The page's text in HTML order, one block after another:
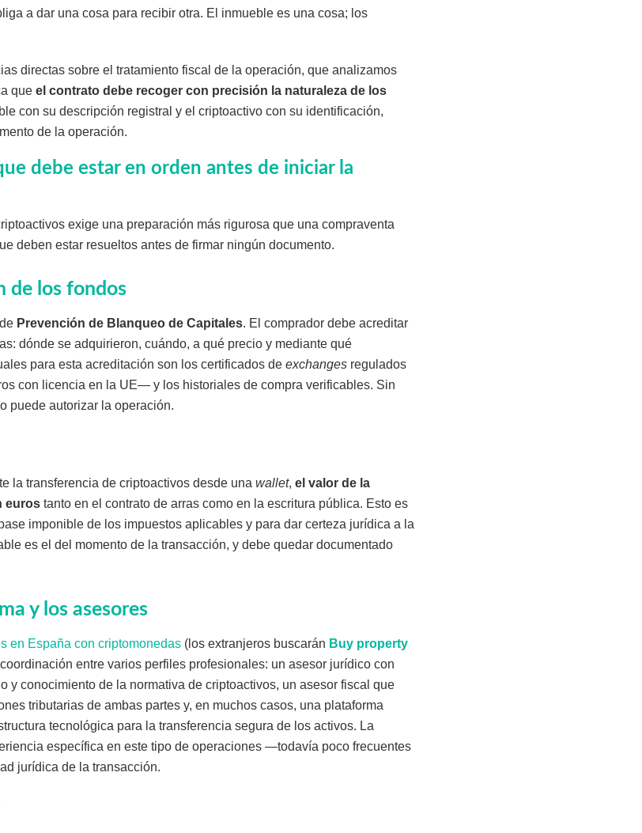
a dar una cosa para recibir otra. El inmueble es una cosa; los
directas sobre el tratamiento fiscal de la operación, que analizamos
que el contrato debe recoger con precisión la naturaleza de los
con su descripción registral y el criptoactivo con su identificación,
de la operación.
debe estar en orden antes de iniciar la
exige una preparación más rigurosa que una compraventa
deben estar resueltos antes de firmar ningún documento.
de los fondos
Prevención de Blanqueo de Capitales. El comprador debe acreditar
dónde se adquirieron, cuándo, a qué precio y mediante qué
para esta acreditación son los certificados de exchanges regulados
con licencia en la UE— y los historiales de compra verificables. Sin
puede autorizar la operación.
la transferencia de criptoactivos desde una wallet, el valor de la
euros tanto en el contrato de arras como en la escritura pública. Esto es
imponible de los impuestos aplicables y para dar certeza jurídica a la
es el del momento de la transacción, y debe quedar documentado
y los asesores
en España con criptomonedas (los extranjeros buscarán Buy property
entre varios perfiles profesionales: un asesor jurídico con
y conocimiento de la normativa de criptoactivos, un asesor fiscal que
tributarias de ambas partes y, en muchos casos, una plataforma
tecnológica para la transferencia segura de los activos. La
específica en este tipo de operaciones —todavía poco frecuentes
jurídica de la transacción.